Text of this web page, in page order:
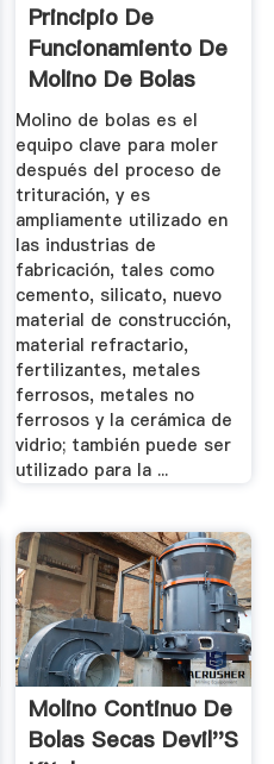
Principio De
Funcionamiento De
Molino De Bolas
Partes
Molino de bolas es el
equipo clave para moler
después del proceso de
trituración, y es
ampliamente utilizado en
las industrias de
fabricación, tales como
cemento, silicato, nuevo
material de construcción,
material refractario,
fertilizantes, metales
ferrosos, metales no
ferrosos y la cerámica de
vidrio; también puede ser
utilizado para la ...
Molino Continuo De
Bolas Secas Devil''s